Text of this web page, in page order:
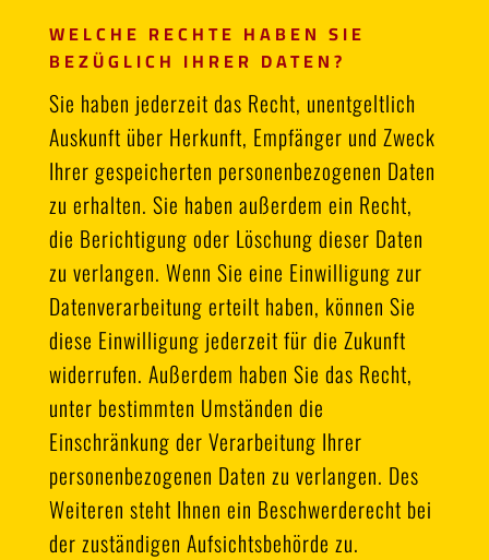
WELCHE RECHTE HABEN SIE
BEZÜGLICH IHRER DATEN?
Sie haben jederzeit das Recht, unentgeltlich
Auskunft über Herkunft, Empfänger und Zweck
Ihrer gespeicherten personenbezogenen Daten
zu erhalten. Sie haben außerdem ein Recht,
die Berichtigung oder Löschung dieser Daten
zu verlangen. Wenn Sie eine Einwilligung zur
Datenverarbeitung erteilt haben, können Sie
diese Einwilligung jederzeit für die Zukunft
widerrufen. Außerdem haben Sie das Recht,
unter bestimmten Umständen die
Einschränkung der Verarbeitung Ihrer
personenbezogenen Daten zu verlangen. Des
Weiteren steht Ihnen ein Beschwerderecht bei
der zuständigen Aufsichtsbehörde zu.